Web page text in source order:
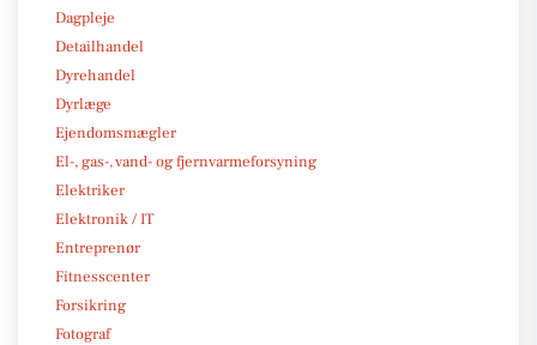
Dagpleje
Detailhandel
Dyrehandel
Dyrlæge
Ejendomsmægler
El-, gas-, vand- og fjernvarmeforsyning
Elektriker
Elektronik / IT
Entreprenør
Fitnesscenter
Forsikring
Fotograf